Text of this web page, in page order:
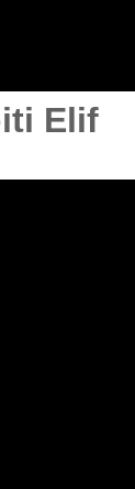
Elif